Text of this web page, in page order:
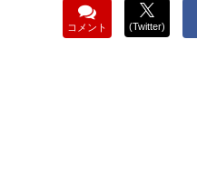
コメント (Twitter)